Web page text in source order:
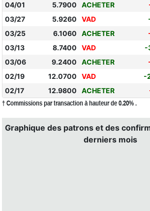
04/01
5.7900 ACHETER
03/27
5.9260 VAD
03/25
6.1060 ACHETER
03/13
8.7400 VAD -
03/06
9.2400 ACHETER
02/19
12.0700 VAD -
02/17
12.9800 ACHETER
† Commissions par transaction à hauteur de 0.20% .
Graphique des patrons et des
derniers mois